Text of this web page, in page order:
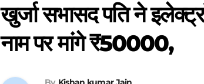
खुर्जा सभासद पति ने
नाम पर मांगे ₹50000,